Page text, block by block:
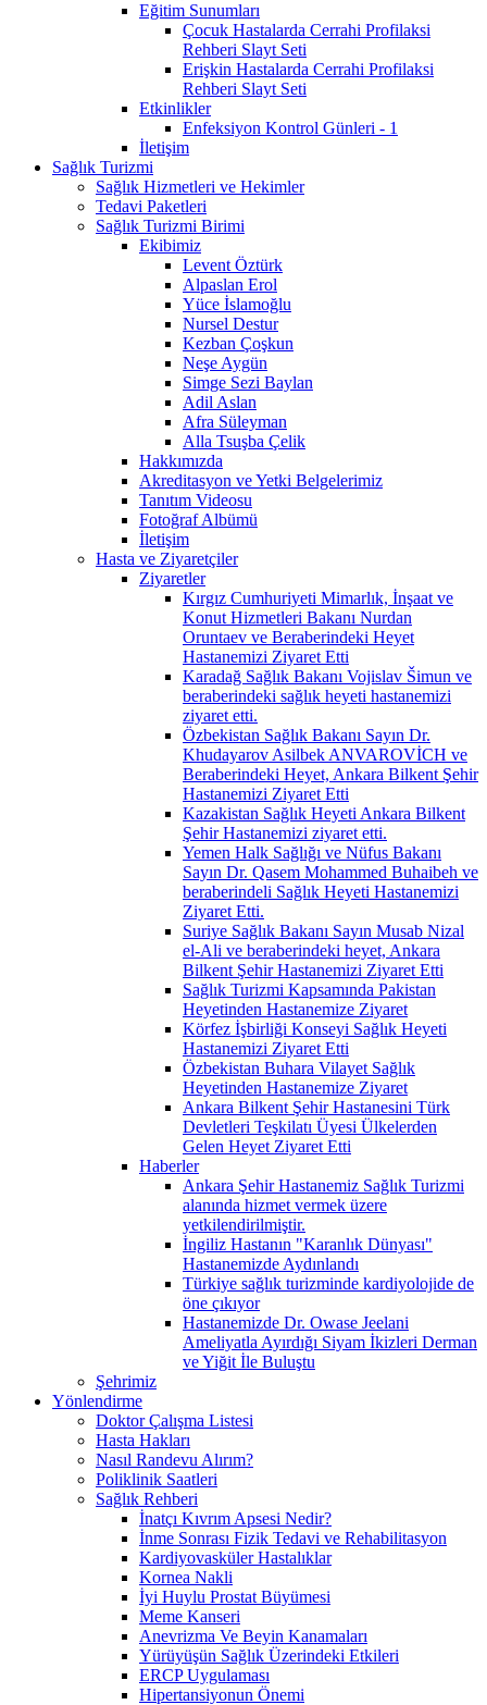
Eğitim Sunumları
Çocuk Hastalarda Cerrahi Profilaksi
Rehberi Slayt Seti
Erişkin Hastalarda Cerrahi Profilaksi
Rehberi Slayt Seti
Etkinlikler
Enfeksiyon Kontrol Günleri - 1
İletişim
Sağlık Turizmi
Sağlık Hizmetleri ve Hekimler
Tedavi Paketleri
Sağlık Turizmi Birimi
Ekibimiz
Levent Öztürk
Alpaslan Erol
Yüce İslamoğlu
Nursel Destur
Kezban Çoşkun
Neşe Aygün
Simge Sezi Baylan
Adil Aslan
Afra Süleyman
Alla Tsuşba Çelik
Hakkımızda
Akreditasyon ve Yetki Belgelerimiz
Tanıtım Videosu
Fotoğraf Albümü
İletişim
Hasta ve Ziyaretçiler
Ziyaretler
Kırgız Cumhuriyeti Mimarlık, İnşaat ve
Konut Hizmetleri Bakanı Nurdan
Oruntaev ve Beraberindeki Heyet
Hastanemizi Ziyaret Etti
Karadağ Sağlık Bakanı Vojislav Šimun ve
beraberindeki sağlık heyeti hastanemizi
ziyaret etti.
Özbekistan Sağlık Bakanı Sayın Dr.
Khudayarov Asilbek ANVAROVİCH ve
Beraberindeki Heyet, Ankara Bilkent Şehir
Hastanemizi Ziyaret Etti
Kazakistan Sağlık Heyeti Ankara Bilkent
Şehir Hastanemizi ziyaret etti.
Yemen Halk Sağlığı ve Nüfus Bakanı
Sayın Dr. Qasem Mohammed Buhaibeh ve
beraberindeli Sağlık Heyeti Hastanemizi
Ziyaret Etti.
Suriye Sağlık Bakanı Sayın Musab Nizal
el-Ali ve beraberindeki heyet, Ankara
Bilkent Şehir Hastanemizi Ziyaret Etti
Sağlık Turizmi Kapsamında Pakistan
Heyetinden Hastanemize Ziyaret
Körfez İşbirliği Konseyi Sağlık Heyeti
Hastanemizi Ziyaret Etti
Özbekistan Buhara Vilayet Sağlık
Heyetinden Hastanemize Ziyaret
Ankara Bilkent Şehir Hastanesini Türk
Devletleri Teşkilatı Üyesi Ülkelerden
Gelen Heyet Ziyaret Etti
Haberler
Ankara Şehir Hastanemiz Sağlık Turizmi
alanında hizmet vermek üzere
yetkilendirilmiştir.
İngiliz Hastanın "Karanlık Dünyası"
Hastanemizde Aydınlandı
Türkiye sağlık turizminde kardiyolojide de
öne çıkıyor
Hastanemizde Dr. Owase Jeelani
Ameliyatla Ayırdığı Siyam İkizleri Derman
ve Yiğit İle Buluştu
Şehrimiz
Yönlendirme
Doktor Çalışma Listesi
Hasta Hakları
Nasıl Randevu Alırım?
Poliklinik Saatleri
Sağlık Rehberi
İnatçı Kıvrım Apsesi Nedir?
İnme Sonrası Fizik Tedavi ve Rehabilitasyon
Kardiyovasküler Hastalıklar
Kornea Nakli
İyi Huylu Prostat Büyümesi
Meme Kanseri
Anevrizma Ve Beyin Kanamaları
Yürüyüşün Sağlık Üzerindeki Etkileri
ERCP Uygulaması
Hipertansiyonun Önemi